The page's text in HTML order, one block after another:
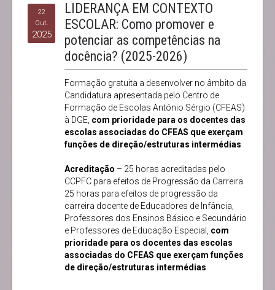
22
Out.
2025
LIDERANÇA EM CONTEXTO
ESCOLAR: Como promover e
potenciar as competências na
docência? (2025-2026)
Formação gratuita a desenvolver no âmbito da
Candidatura apresentada pelo Centro de
Formação de Escolas António Sérgio (CFEAS)
à DGE, com prioridade para os docentes das
escolas associadas do CFEAS que exerçam
funções de direção/estruturas intermédias
Acreditação – 25 horas acreditadas pelo
CCPFC para efeitos de Progressão da Carreira
25 horas para efeitos de progressão da
carreira docente de Educadores de Infância,
Professores dos Ensinos Básico e Secundário
e Professores de Educação Especial, com
prioridade para os docentes das escolas
associadas do CFEAS que exerçam funções
de direção/estruturas intermédias